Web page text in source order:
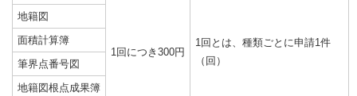
1回につき300円
1回とは、種類ごとに申請1件
（回）
地籍図
面積計算簿
筆界点番号図
地籍図根点成果簿